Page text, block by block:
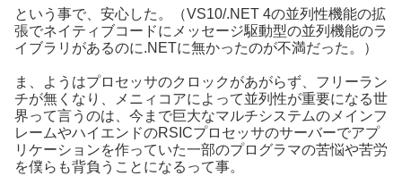
という事で、安心した。（VS10/.NET 4の並列性機能の拡
張でネイティブコードにメッセージ駆動型の並列機能のラ
イブラリがあるのに.NETに無かったのが不満だった。）
ま、ようはプロセッサのクロックがあがらず、フリーラン
チが無くなり、メニィコアによって並列性が重要になる世
界って言うのは、今まで巨大なマルチシステムのメインフ
レームやハイエンドのRSICプロセッサのサーバーでアプ
リケーションを作っていた一部のプログラマの苦悩や苦労
を僕らも背負うことになるって事。